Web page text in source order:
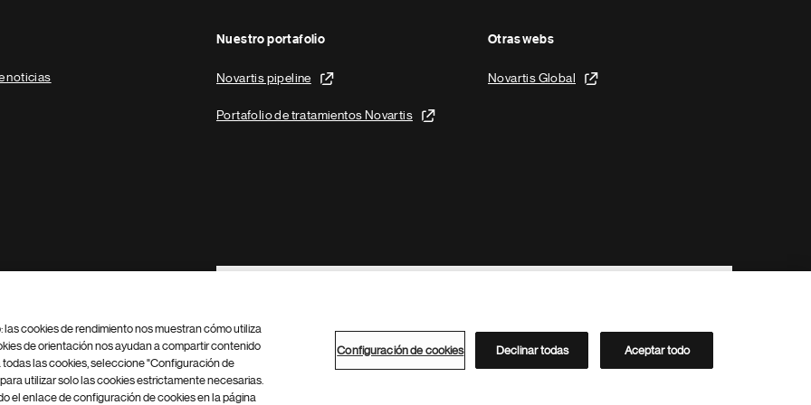
noticias
Nuestro portafolio
Novartis pipeline
Portafolio de tratamientos Novartis
Otras webs
Novartis Global
Footer Site Search
Configuración de cookies Mapa del sitio
Directorio de Novartis
cookies de rendimiento nos muestran cómo utiliza
de orientación nos ayudan a compartir contenido
las cookies, seleccione "Configuración de
utilizar solo las cookies estrictamente necesarias.
el enlace de configuración de cookies en la página
Configuración de cookies Declinar todas Aceptar todo